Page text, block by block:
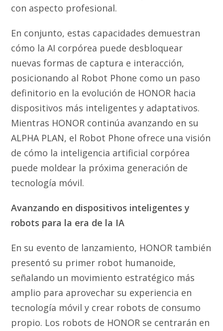
con aspecto profesional.
En conjunto, estas capacidades demuestran
cómo la AI corpórea puede desbloquear
nuevas formas de captura e interacción,
posicionando al Robot Phone como un paso
definitorio en la evolución de HONOR hacia
dispositivos más inteligentes y adaptativos.
Mientras HONOR continúa avanzando en su
ALPHA PLAN, el Robot Phone ofrece una visión
de cómo la inteligencia artificial corpórea
puede moldear la próxima generación de
tecnología móvil.
Avanzando en dispositivos inteligentes y
robots para la era de la IA
En su evento de lanzamiento, HONOR también
presentó su primer robot humanoide,
señalando un movimiento estratégico más
amplio para aprovechar su experiencia en
tecnología móvil y crear robots de consumo
propio. Los robots de HONOR se centrarán en